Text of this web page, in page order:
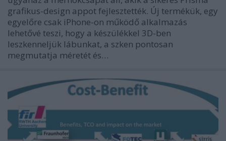
grafikus-design appot fejlesztették. Új termékük, egy
egyelőre csak iPhone-on működő alkalmazás
lehetővé teszi, hogy a készülékkel 3D-ben
leszkenneljük lábunkat, a szken pontosan
megmutatja méretét és…